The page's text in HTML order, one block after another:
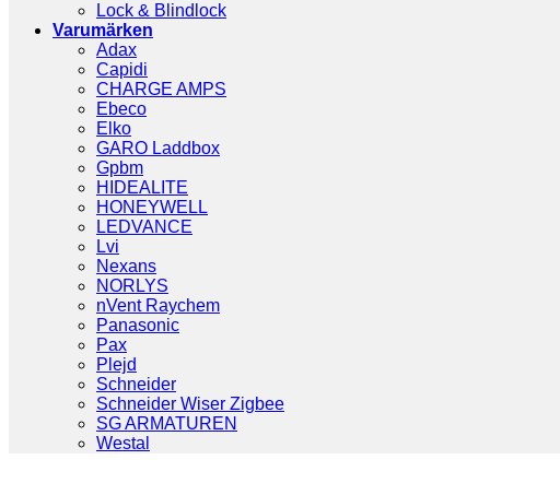
Lock & Blindlock
Varumärken
Adax
Capidi
CHARGE AMPS
Ebeco
Elko
GARO Laddbox
Gpbm
HIDEALITE
HONEYWELL
LEDVANCE
Lvi
Nexans
NORLYS
nVent Raychem
Panasonic
Pax
Plejd
Schneider
Schneider Wiser Zigbee
SG ARMATUREN
Westal